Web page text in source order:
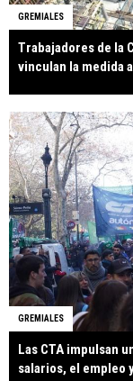
GREMIALES
Trabajadores de la
vinculan la medida
GREMIALES
Las CTA impulsan
salarios, el empleo